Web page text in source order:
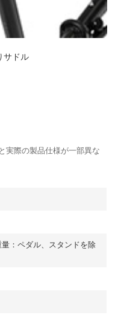
サドル
実際の製品仕様が一部異な
：ペダル、スタンドを除